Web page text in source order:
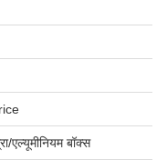
एल्यूमीनियम बॉक्स